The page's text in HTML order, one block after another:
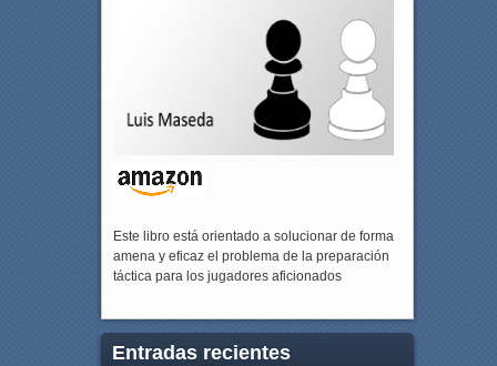
Este libro está orientado a solucionar de forma
amena y eficaz el problema de la preparación
táctica para los jugadores aficionados
Entradas recientes